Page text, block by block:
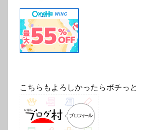
こちらもよろしかったらポチっと